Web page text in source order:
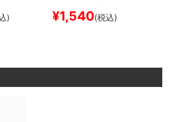
)
ド スケボー
¥1,540(税込)